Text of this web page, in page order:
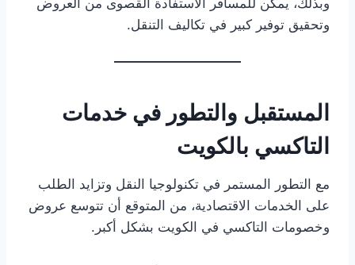
وبذلك، يمكن للمسافر الاستفادة القصوى من العروض
وتحقيق توفير كبير في تكاليف التنقل.
المستقبل والتطور في خدمات
التاكسي بالكويت
مع التطور المستمر في تكنولوجيا النقل وتزايد الطلب
على الخدمات الاقتصادية، من المتوقع أن تتوسع عروض
وخصومات التاكسي في الكويت بشكل أكبر.